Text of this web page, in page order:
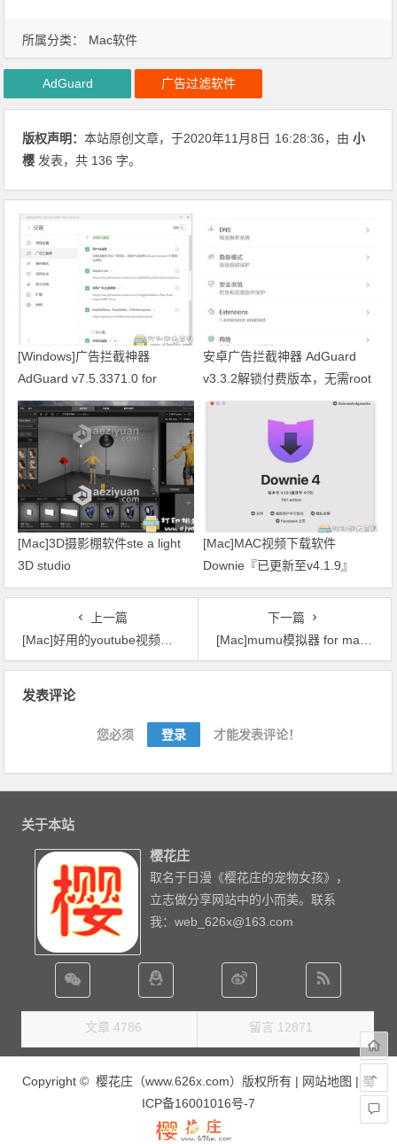
所属分类： Mac软件
AdGuard 广告过滤软件
版权声明：本站原创文章，于2020年11月8日 16:28:36，由小
樱 发表，共 136 字。
[Windows]广告拦截神器
AdGuard v7.5.3371.0 for
Windows 特别版
安卓广告拦截神器 AdGuard
v3.3.2解锁付费版本，无需root
权限
[Mac]3D摄影棚软件ste a light
3D studio
[Mac]MAC视频下载软件
Downie『已更新至v4.1.9』
上一篇
[Mac]好用的youtube视频下载器：Ummy Video Downloader v1.72
下一篇
[Mac]mumu模拟器 for mac-1.9.30
发表评论
您必须 登录 才能发表评论！
关于本站
樱花庄
取名于日漫《樱花庄的宠物女孩》，
立志做分享网站中的小而美。联系
我：web_626x@163.com
文章 4786 留言 12871
Copyright © 樱花庄（www.626x.com）版权所有 | 网站地图 | 蜀
ICP备16001016号-7